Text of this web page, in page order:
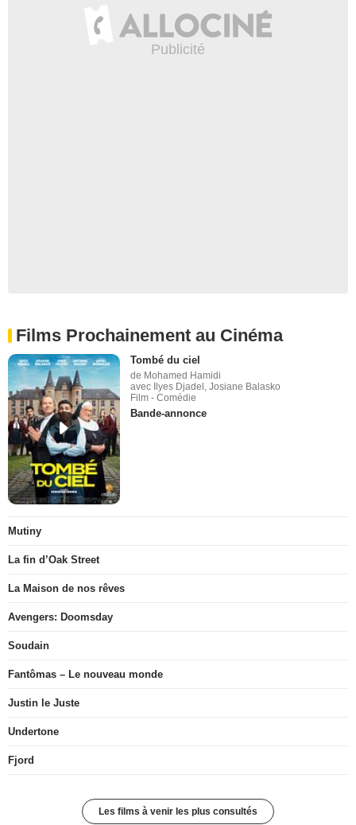
Films Prochainement au Cinéma
Tombé du ciel
de Mohamed Hamidi
avec Ilyes Djadel, Josiane Balasko
Film - Comédie
Bande-annonce
Mutiny
La fin d’Oak Street
La Maison de nos rêves
Avengers: Doomsday
Soudain
Fantômas – Le nouveau monde
Justin le Juste
Undertone
Fjord
Les films à venir les plus consultés